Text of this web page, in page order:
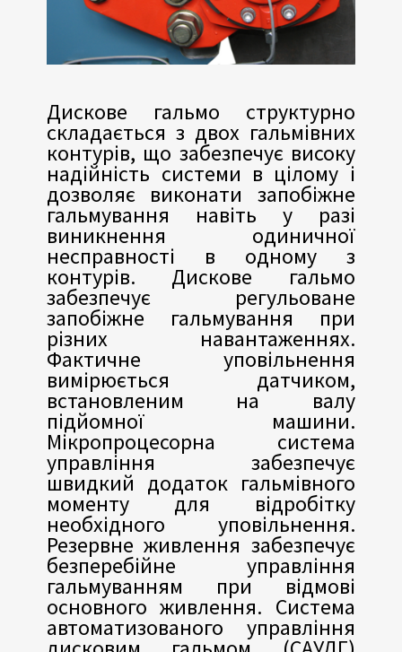
Дискове гальмо структурно
складається з двох гальмівних
контурів, що забезпечує високу
надійність системи в цілому і
дозволяє виконати запобіжне
гальмування навіть у разі
виникнення одиничної
несправності в одному з
контурів. Дискове гальмо
забезпечує регульоване
запобіжне гальмування при
різних навантаженнях.
Фактичне уповільнення
вимірюється датчиком,
встановленим на валу
підйомної машини.
Мікропроцесорна система
управління забезпечує
швидкий додаток гальмівного
моменту для відробітку
необхідного уповільнення.
Резервне живлення забезпечує
безперебійне управління
гальмуванням при відмові
основного живлення. Система
автоматизованого управління